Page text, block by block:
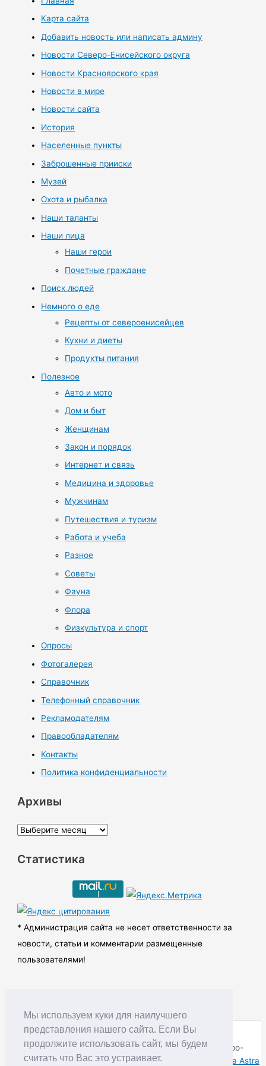
Мы используем куки для наилучшего
представления нашего сайта. Если Вы
продолжите использовать сайт, мы будем
считать что Вас это устраивает.
Карта сайта
Добавить новость или написать админу
Новости Северо-Енисейского округа
Новости Красноярского края
Новости в мире
Новости сайта
История
Населенные пункты
Заброшенные прииски
Музей
Охота и рыбалка
Наши таланты
Наши лица
Наши герои
Почетные граждане
Поиск людей
Немного о еде
Рецепты от североенисейцев
Кухни и диеты
Продукты питания
Полезное
Авто и мото
Дом и быт
Женщинам
Закон и порядок
Интернет и связь
Медицина и здоровье
Мужчинам
Путешествия и туризм
Работа и учеба
Разное
Советы
Фауна
Флора
Физкультура и спорт
Опросы
Фотогалерея
Справочник
Телефонный справочник
Рекламодателям
Правообладателям
Контакты
Политика конфиденциальности
Архивы
А
х
ы
Статистика
* Администрация сайта не несет ответственности за
новости, статьи и комментарии размещенные
пользователями!
Copyright © RUDNIK.MOBI 28.06.2008 - 2026 | Северо-
Енисейский округ Красноярского края | Powered by
Тема Astra